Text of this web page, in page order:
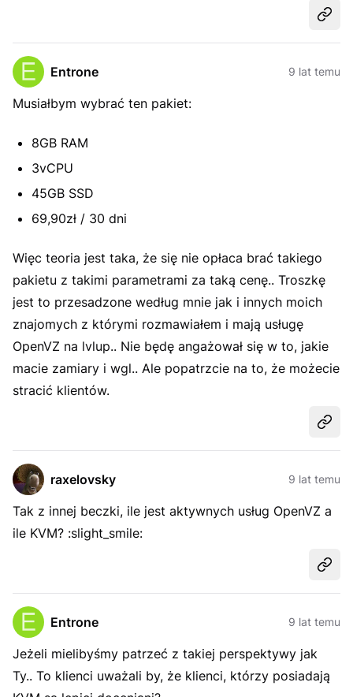
Entrone 9 lat temu
Musiałbym wybrać ten pakiet:
8GB RAM
3vCPU
45GB SSD
69,90zł / 30 dni
Więc teoria jest taka, że się nie opłaca brać takiego
pakietu z takimi parametrami za taką cenę.. Troszkę
jest to przesadzone według mnie jak i innych moich
znajomych z którymi rozmawiałem i mają usługę
OpenVZ na lvlup.. Nie będę angażował się w to, jakie
macie zamiary i wgl.. Ale popatrzcie na to, że możecie
stracić klientów.
raxelovsky 9 lat temu
Tak z innej beczki, ile jest aktywnych usług OpenVZ a
ile KVM? :slight_smile:
Entrone 9 lat temu
Jeżeli mielibyśmy patrzeć z takiej perspektywy jak
Ty.. To klienci uważali by, że klienci, którzy posiadają